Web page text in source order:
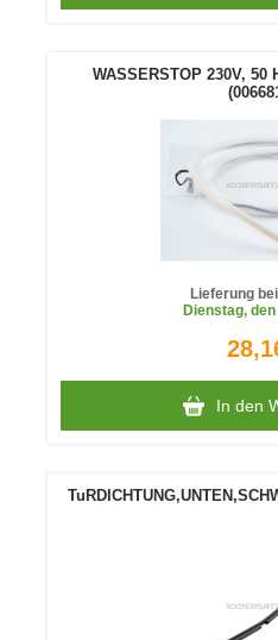
WASSERSTOP 230V, 50
Lieferung
Dienstag,
In den